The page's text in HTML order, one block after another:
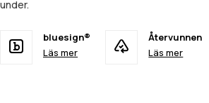
under.
bluesign®
Läs mer
Återvunnen
Läs mer